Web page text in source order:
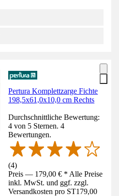
Pertura Komplettzarge Fichte
198,5x61,0x10,0 cm Rechts
Durchschnittliche Bewertung:
4 von 5 Sternen. 4
Bewertungen.
(4)
Preis — 179,00 € * Alle Preise
inkl. MwSt. und ggf. zzgl.
Versandkosten pro ST179,00